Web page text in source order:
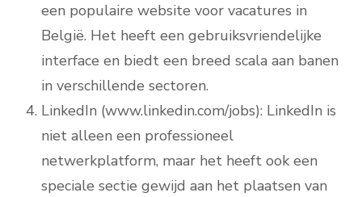
een populaire website voor vacatures in
België. Het heeft een gebruiksvriendelijke
interface en biedt een breed scala aan banen
in verschillende sectoren.
LinkedIn (www.linkedin.com/jobs): LinkedIn is
niet alleen een professioneel
netwerkplatform, maar het heeft ook een
speciale sectie gewijd aan het plaatsen van